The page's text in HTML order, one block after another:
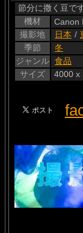
節分に撒く豆です
機材
Canon
撮影地
日本 /
季節
冬
ジャンル 食品
サイズ
4000 x